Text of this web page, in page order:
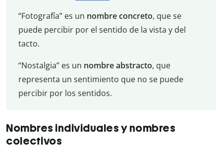
“Fotografía” es un nombreconcreto, que se
puede percibir por el sentido de la vista y del
tacto.
“Nostalgia” es un nombreabstracto, que
representa un sentimiento que no se puede
percibir por los sentidos.
Nombres individuales y nombres
colectivos